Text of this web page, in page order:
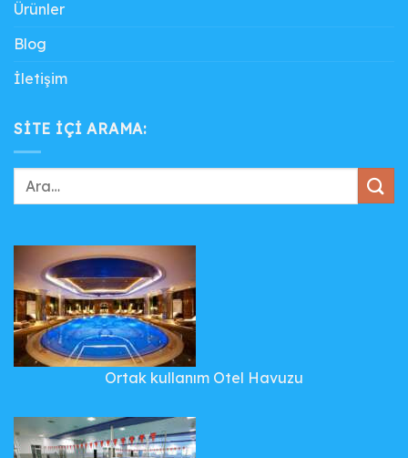
Ürünler
Blog
İletişim
SITE IÇI ARAMA:
Ortak kullanım Otel Havuzu